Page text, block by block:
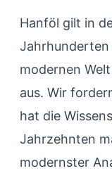
Hanföl gilt in
Jahrhunderten
modernen
aus. Wir
hat die
Jahrzehnten
modernster